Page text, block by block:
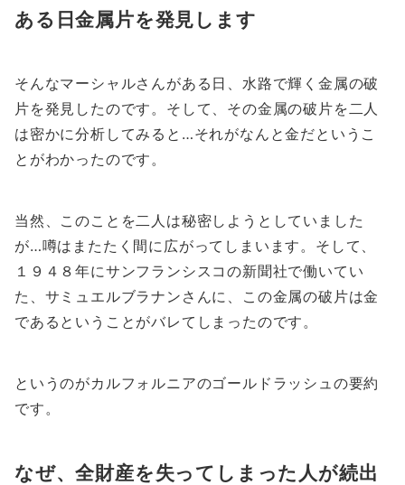
ある日金属片を発見します
そんなマーシャルさんがある日、水路で輝く金属の破
片を発見したのです。そして、その金属の破片を二人
は密かに分析してみると…それがなんと金だというこ
とがわかったのです。
当然、このことを二人は秘密しようとしていました
が…噂はまたたく間に広がってしまいます。そして、
１９４８年にサンフランシスコの新聞社で働いてい
た、サミュエルブラナンさんに、この金属の破片は金
であるということがバレてしまったのです。
というのがカルフォルニアのゴールドラッシュの要約
です。
なぜ、全財産を失ってしまった人が続出